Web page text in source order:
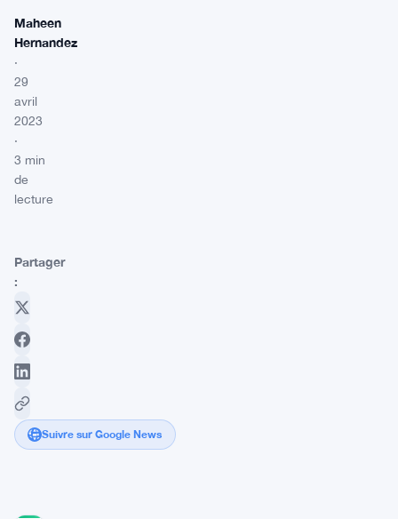
Maheen
Hernandez
·
29
avril
2023
·
3 min
de
lecture
Partager
:
Suivre sur Google News